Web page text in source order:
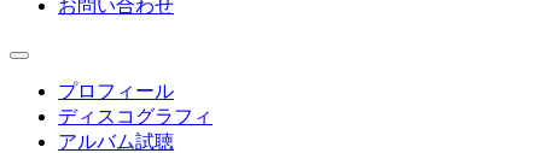
お問い合わせ
プロフィール
ディスコグラフィ
アルバム試聴